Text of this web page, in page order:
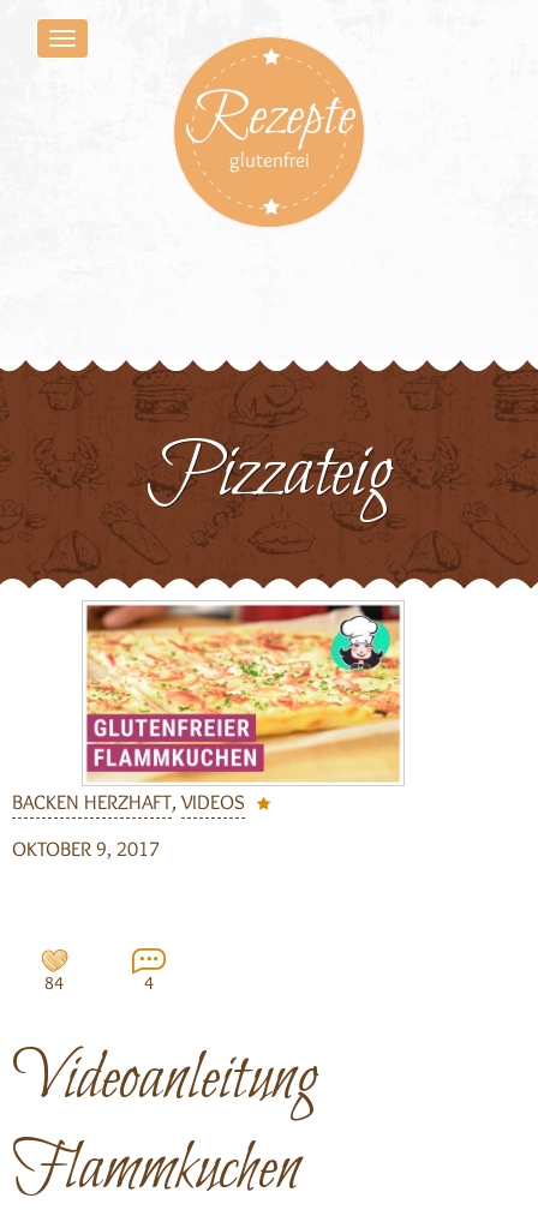
Rezepte
glutenfrei
Pizzateig
BACKEN HERZHAFT,VIDEOS
OKTOBER 9, 2017
84 4
Videoanleitung
Flammkuchen